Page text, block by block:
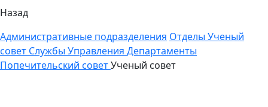
Назад
Административные подразделения Отделы Ученый
совет Службы Управления Департаменты
Попечительский советУченый совет